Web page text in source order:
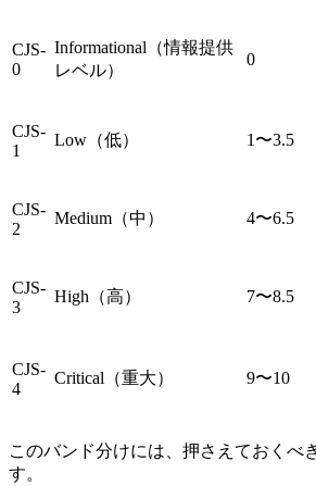
CJS-
0
Informational（情報提供
レベル）
0
CJS-
1
Low（低） 1〜3.5
CJS-
2
Medium（中） 4〜6.5
CJS-
3
High（高） 7〜8.5
CJS-
4
Critical（重大） 9〜10
このバンド分けには、押さえておくべ
す。